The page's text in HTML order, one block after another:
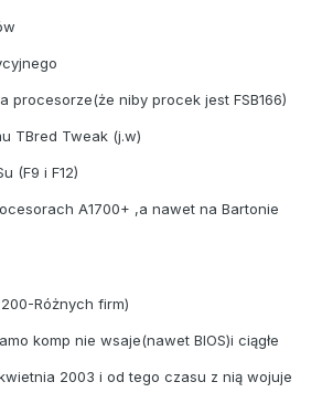
procesorze(że niby procek jest FSB166)
TBred Tweak (j.w)
(F9 i F12)
A1700+ ,a nawet na Bartonie
Różnych firm)
komp nie wsaje(nawet BIOS)i ciągłe
2003 i od tego czasu z nią wojuje